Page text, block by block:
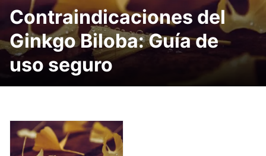
Contraindicaciones del
Ginkgo Biloba: Guía de
uso seguro